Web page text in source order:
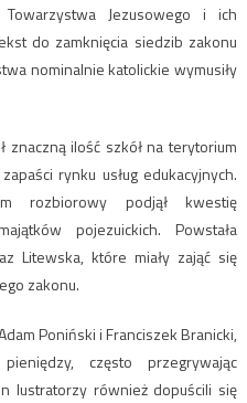
Jezusowego i ich
do zamknięcia siedzib zakonu
nominalnie katolickie wymusiły
ilość szkół na terytorium
rynku usług edukacyjnych.
rozbiorowy podjął kwestię
pojezuickich. Powstała
Litewska, które miały zająć się
zakonu.
Poniński i Franciszek Branicki,
często przegrywając
lustratorzy również dopuścili się